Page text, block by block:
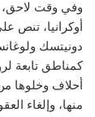
وفي وقت لاحق،
أوكرانيا، تنص
دونيتسك
كمناطق تابعة
أحلاف وخلوها
منها، وإلغاء